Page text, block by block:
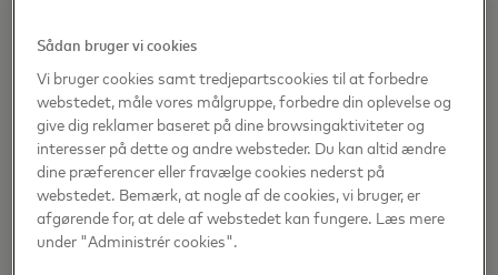
at absorbere en tilsvarende mængde CO
leve mere bæredygtigt. Forbrugerne får også mulighed for
at bidrage direkte til skovgenskabelsesprojekter under
Priceless Planet Coalition.
"Ved at engagere en hel branche i at muliggøre både
individuel indsigt og kollektiv handling har Mastercard
redefineret den rolle, den finansielle sektor kan spille i
håndteringen af klimakrisen i hverdagen," udtaler Mathias
Sådan bruger vi cookies
Vi bruger cookies samt tredjepartscookies til at forbedre
webstedet, måle vores målgruppe, forbedre din oplevelse og
give dig reklamer baseret på dine browsingaktiviteter og
interesser på dette og andre websteder. Du kan altid ændre
dine præferencer eller fravælge cookies nederst på
webstedet. Bemærk, at nogle af de cookies, vi bruger, er
afgørende for, at dele af webstedet kan fungere. Læs mere
under "Administrér cookies".